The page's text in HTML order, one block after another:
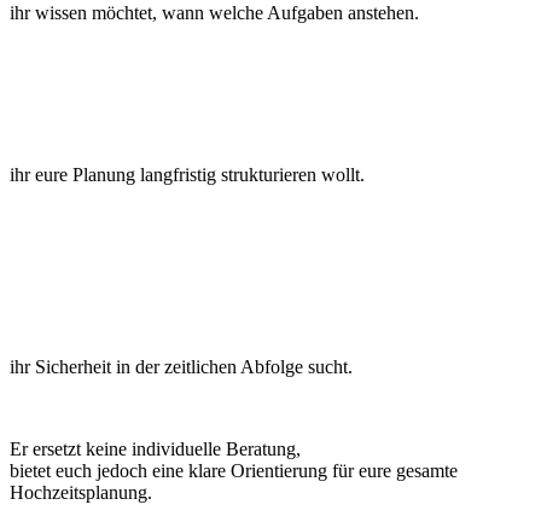
ihr wissen möchtet, wann welche Aufgaben anstehen.
ihr eure Planung langfristig strukturieren wollt.
ihr Sicherheit in der zeitlichen Abfolge sucht.
Er ersetzt keine individuelle Beratung,
bietet euch jedoch eine klare Orientierung für eure gesamte
Hochzeitsplanung.